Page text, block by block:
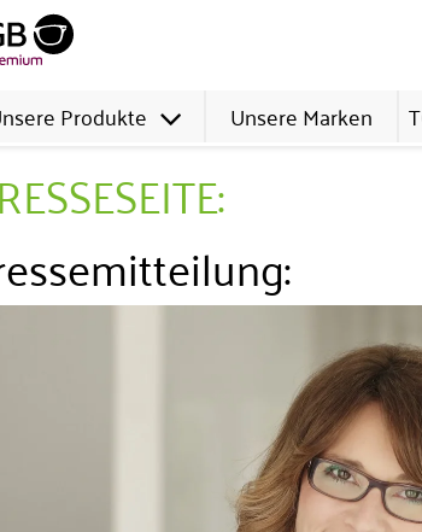
Produkte Unsere Marken